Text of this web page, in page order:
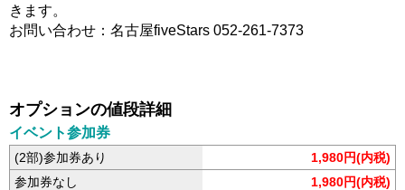
きます。
お問い合わせ：名古屋fiveStars 052-261-7373
オプションの値段詳細
イベント参加券
(2部)参加券あり
1,980円(内税)
参加券なし
1,980円(内税)